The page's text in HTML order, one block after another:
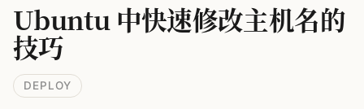
Ubuntu 中快速修改主机名的
技巧
DEPLOY